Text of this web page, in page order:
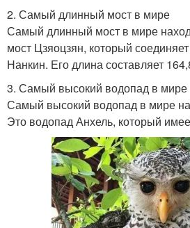
2. Самый длинный мост в мире
Самый длинный мост в мире
мост Цзяоцзян, который
Нанкин. Его длина составляет
3. Самый высокий водопад в мире
Самый высокий водопад в мире
Это водопад Анхель, который